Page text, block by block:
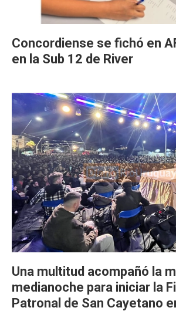
Concordiense se fichó en
en la Sub 12 de River
Una multitud acompañó la
medianoche para iniciar la
Patronal de San Cayetano